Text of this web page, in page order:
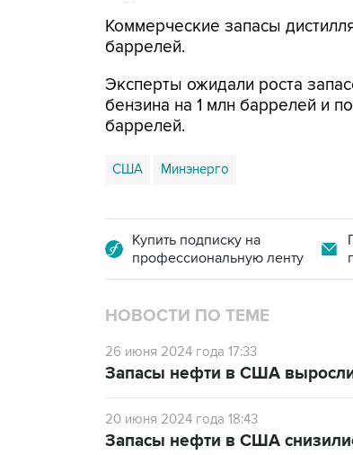
Коммерческие запасы
баррелей.
Эксперты ожидали роста
бензина на 1 млн баррелей и
баррелей.
США Минэнерго
Купить подписку на
профессиональную ленту
НОВОСТИ ПО ТЕМЕ
26 июня 2024 года 17:33
Запасы нефти в США
20 июня 2024 года 18:43
Запасы нефти в США